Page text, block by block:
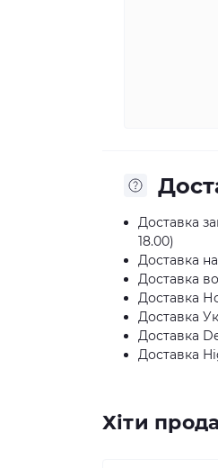
Доставка
18.00)
Доставка
Доставка
Доставка
Доставка
Доставка
Доставка
Хіти